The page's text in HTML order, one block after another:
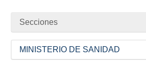
Secciones
MINISTERIO DE SANIDAD